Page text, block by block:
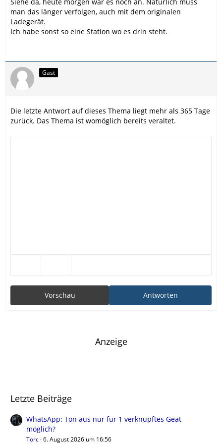
man das länger verfolgen, auch mit dem originalen
Ladegerät.
Ich habe sonst so eine Station wo es drin steht.
Gast
Die letzte Antwort auf dieses Thema liegt mehr als 365 Tage
zurück. Das Thema ist womöglich bereits veraltet.
Antworten
Vorschau
Anzeige
Letzte Beiträge
WhatsApp: Ton aus nur für 1 verknüpftes Geät
möglich?
Torc 6. August 2026 um 16:56